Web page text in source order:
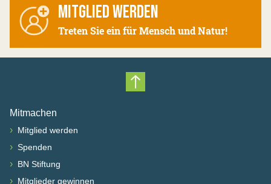
MITGLIED WERDEN
Treten Sie ein für Mensch und Natur!
Nach oben scrollen
Mitmachen
› Mitglied werden
› Spenden
› BN Stiftung
› Mitglieder gewinnen